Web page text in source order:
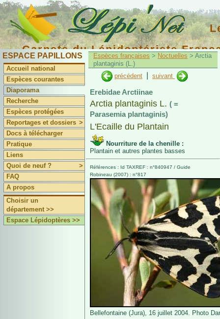
Carnets du Lépidoptériste
ESPACE PAPILLONS
Accueil national
Espèces courantes
Diaporama
Recherche
Espèces protégées
Reportages et dossiers >
Docs à télécharger
Pratique
Liens
Quoi de neuf ?
>
FAQ
A propos
Choisir un
département >>
Espace Lépidoptères >>
Espèces françaises > Noctuelles > Arctia
plantaginis (L.)
précédent
suivant
Erebidae Arctiinae
Arctia plantaginis L. ( =
Parasemia plantaginis)
L'Ecaille du Plantain
Nourriture de la chenille :
Plantain et autres plantes basses
Références : Id TAXREF : n°840947 / Guide
Robineau (2007) : n°817
Bellefontaine (Jura), 16 juillet 2004. Photo